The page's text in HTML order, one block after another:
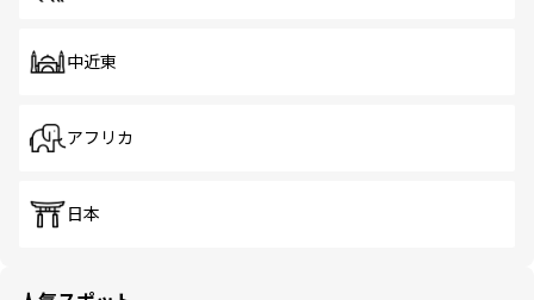
中近東
アフリカ
日本